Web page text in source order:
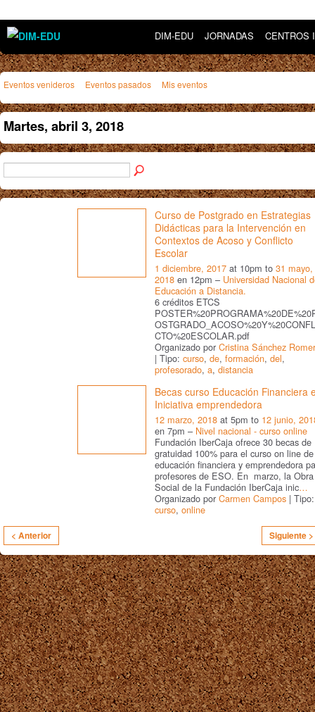
DIM-EDU JORNADAS CENTROS
Eventos venideros Eventos pasados Mis eventos
Martes, abril 3, 2018
Curso de Postgrado en Estrategias
Didácticas para la Intervención en
Contextos de Acoso y Conflicto
Escolar
1 diciembre, 2017 at 10pm to 31 mayo,
2018 en 12pm – Universidad Nacional
Educación a Distancia.
6 créditos ETCS
CTO%20ESCOLAR.pdf
Organizado por Cristina Sánchez
| Tipo: curso, de, formación, del,
profesorado, a, distancia
Becas curso Educación Financiera
Iniciativa emprendedora
12 marzo, 2018 at 5pm to 12 junio,
en 7pm – Nivel nacional - curso online
Fundación IberCaja ofrece 30 becas de
gratuidad 100% para el curso on line de
educación financiera y emprendedora
profesores de ESO. En marzo, la Obra
Social de la Fundación IberCaja inic…
Organizado por Carmen Campos | Tipo:
curso, online
< Anterior Siguiente >